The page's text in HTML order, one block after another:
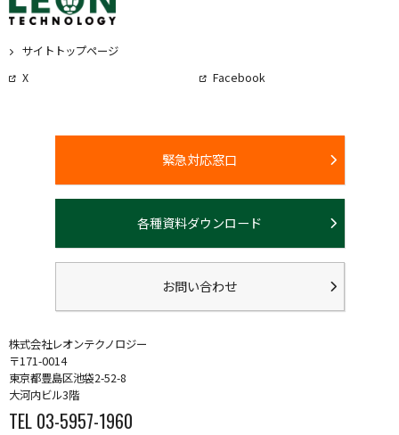
サイトトップページ
X
Facebook
緊急対応窓口
各種資料ダウンロード
お問い合わせ
株式会社レオンテクノロジー
〒171-0014
東京都豊島区池袋2-52-8
大河内ビル3階
TEL 03-5957-1960